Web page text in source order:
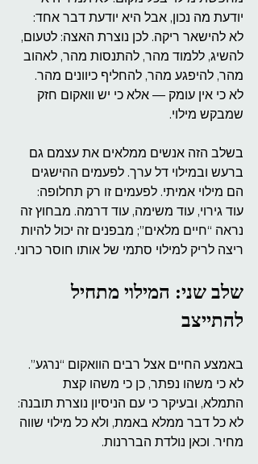
יודעת מה נכון, אבל היא יודעת דבר אחד:
לא להישאר ריקה. לכן נוצרת האצה: לטעום,
להשיג, ללמוד מהר, להתנסות מהר, לאהוב
מהר, להיפגע מהר, להחליף כיוונים מהר.
לא כי אין עומק — אלא כי יש וואקום חזק
שמבקש מילוי.
בשלב הזה אנשים ממלאים את עצמם גם
ברעש ובמילוי דל ערך. לפעמים ההישגים
הם מילוי אמיתי. לפעמים זו רק תחלופה:
עוד גירוי, עוד משימה, עוד דרמה. מבחוץ זה
נראה “חיים מלאים”; מבפנים זה יכול להיות
ריצה לריק למילוי סתמי של אותו חוסר כרוני.
שלב שני: המילוי מתחיל
להתייצב
באמצע החיים אצל רבים הוואקום “נרגע”.
לא כי משהו נפתר, כן כי משהו קצת
התמלא, ובעיקר כי עם הניסיון נוצרת תובנה:
לא כל דבר ממלא באמת, ולא כל מילוי שווה
מחיר. וכאן נולדת הבררנות.